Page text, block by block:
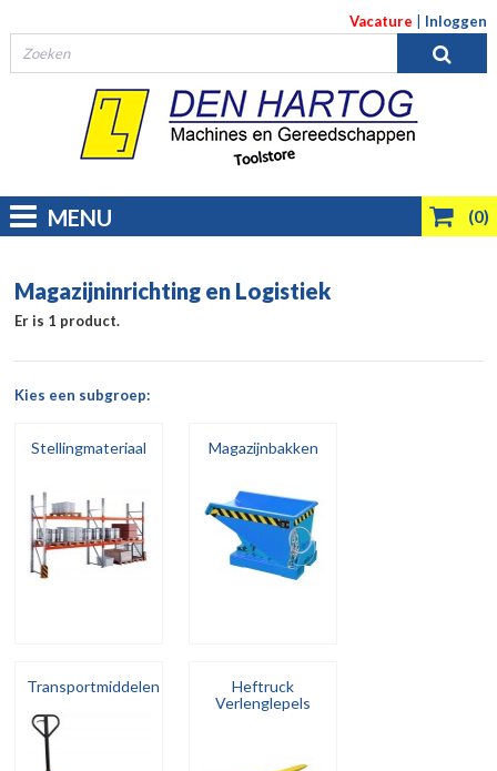
Vacature Inloggen
(0)
MENU
Magazijninrichting en Logistiek
Er is 1 product.
Kies een subgroep:
Stellingmateriaal Magazijnbakken
Transportmiddelen
Heftruck
Verlenglepels